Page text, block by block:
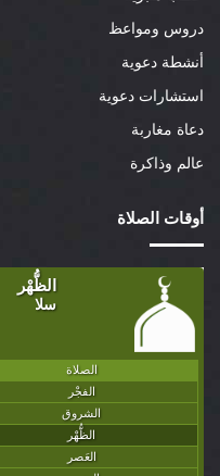
دروس ومواعظ
أنشطة دعوية
استشارات دعوية
دعاة مغاربة
عالم وذاكرة
أوقات الصلاة